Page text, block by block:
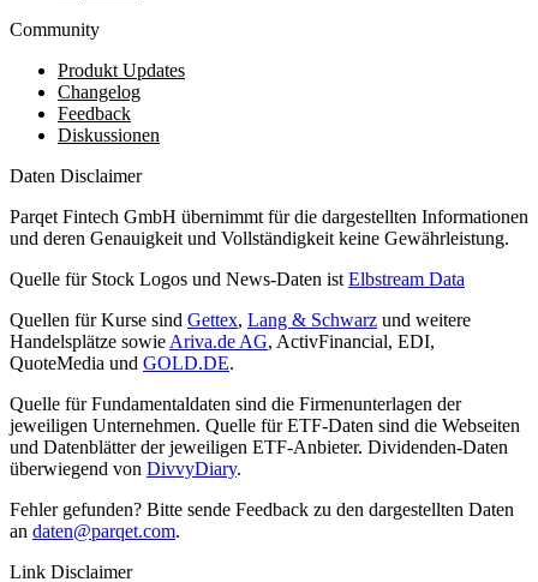
Community
Produkt Updates
Changelog
Feedback
Diskussionen
Daten Disclaimer
Parqet Fintech GmbH übernimmt für die dargestellten Informationen
und deren Genauigkeit und Vollständigkeit keine Gewährleistung.
Quelle für Stock Logos und News-Daten ist Elbstream Data
Quellen für Kurse sind Gettex, Lang & Schwarz und weitere
Handelsplätze sowie Ariva.de AG, ActivFinancial, EDI,
QuoteMedia und GOLD.DE.
Quelle für Fundamentaldaten sind die Firmenunterlagen der
jeweiligen Unternehmen. Quelle für ETF-Daten sind die Webseiten
und Datenblätter der jeweiligen ETF-Anbieter. Dividenden-Daten
überwiegend von DivvyDiary.
Fehler gefunden? Bitte sende Feedback zu den dargestellten Daten
an daten@parqet.com.
Link Disclaimer